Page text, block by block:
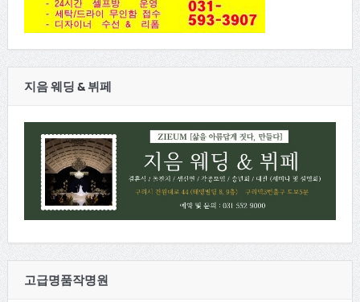
지음 웨딩 & 뷔페
고급명품작명원